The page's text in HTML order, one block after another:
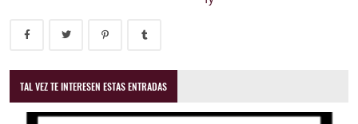
TAL VEZ TE INTERESEN ESTAS ENTRADAS